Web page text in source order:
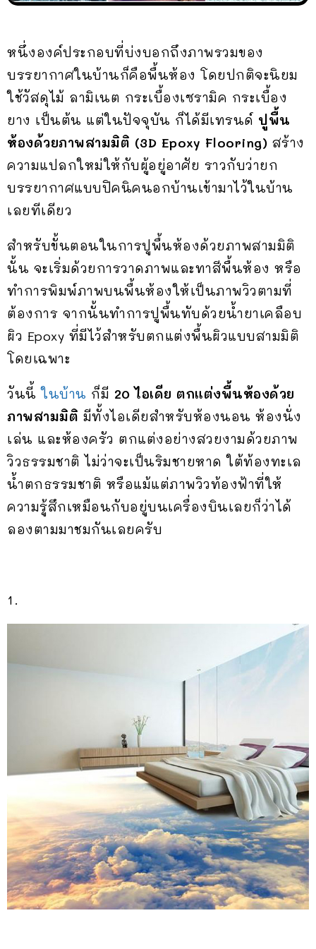
หนึ่งองค์ประกอบที่บ่งบอกถึงภาพรวมของ
บรรยากาศในบ้านก็คือพื้นห้อง โดยปกติจะนิยม
ใช้วัสดุไม้ ลามิเนต กระเบื้องเซรามิค กระเบื้อง
ยาง เป็นต้น แต่ในปัจจุบัน ก็ได้มีเทรนด์ ปูพื้น
ห้องด้วยภาพสามมิติ (3D Epoxy Flooring) สร้าง
ความแปลกใหม่ให้กับผู้อยู่อาศัย ราวกับว่ายก
บรรยากาศแบบปิคนิคนอกบ้านเข้ามาไว้ในบ้าน
เลยทีเดียว
สำหรับขั้นตอนในการปูพื้นห้องด้วยภาพสามมิติ
นั้น จะเริ่มด้วยการวาดภาพและทาสีพื้นห้อง หรือ
ทำการพิมพ์ภาพบนพื้นห้องให้เป็นภาพวิวตามที่
ต้องการ จากนั้นทำการปูพื้นทับด้วยน้ำยาเคลือบ
ผิว Epoxy ที่มีไว้สำหรับตกแต่งพื้นผิวแบบสามมิติ
โดยเฉพาะ
วันนี้ ในบ้าน ก็มี 20 ไอเดีย ตกแต่งพื้นห้องด้วย
ภาพสามมิติ มีทั้งไอเดียสำหรับห้องนอน ห้องนั่ง
เล่น และห้องครัว ตกแต่งอย่างสวยงามด้วยภาพ
วิวธรรมชาติ ไม่ว่าจะเป็นริมชายหาด ใต้ท้องทะเล
น้ำตกธรรมชาติ หรือแม้แต่ภาพวิวท้องฟ้าที่ให้
ความรู้สึกเหมือนกับอยู่บนเครื่องบินเลยก็ว่าได้
ลองตามมาชมกันเลยครับ
1.